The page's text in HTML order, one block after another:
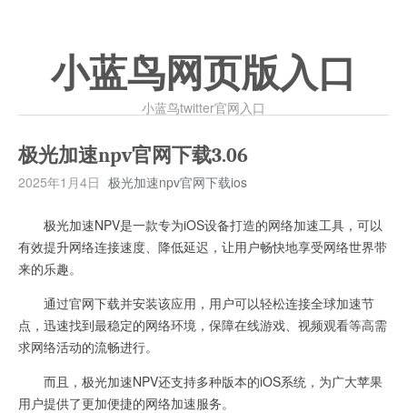
小蓝鸟网页版入口
小蓝鸟twitter官网入口
极光加速npv官网下载3.06
2025年1月4日 极光加速npv官网下载ios
极光加速NPV是一款专为iOS设备打造的网络加速工具，可以
有效提升网络连接速度、降低延迟，让用户畅快地享受网络世界带
来的乐趣。
通过官网下载并安装该应用，用户可以轻松连接全球加速节
点，迅速找到最稳定的网络环境，保障在线游戏、视频观看等高需
求网络活动的流畅进行。
而且，极光加速NPV还支持多种版本的iOS系统，为广大苹果
用户提供了更加便捷的网络加速服务。